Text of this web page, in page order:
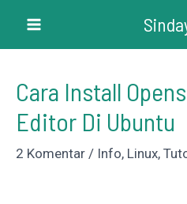
konten
Menu
Cara Install
Editor Di Ubuntu
2 Komentar / Info, Linux,